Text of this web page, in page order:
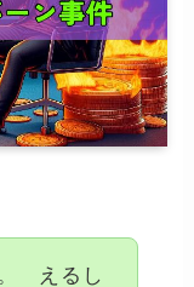
えるし